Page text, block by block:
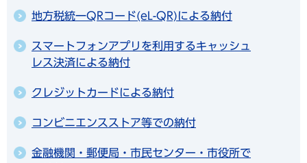
地方税統一QRコード(eL-QR)による納付
スマートフォンアプリを利用するキャッシュ
レス決済による納付
クレジットカードによる納付
コンビニエンスストア等での納付
金融機関・郵便局・市民センター・市役所で